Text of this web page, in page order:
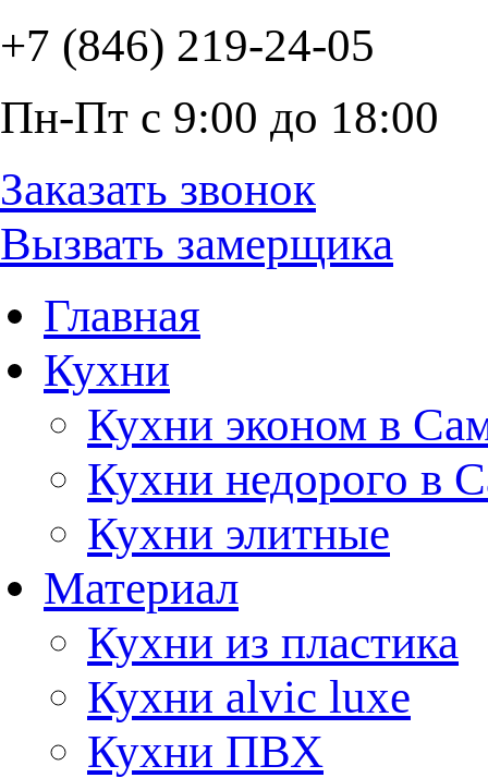
+7 (846) 219-24-05
Пн-Пт с 9:00 до 18:00
Заказать звонок
Вызвать замерщика
Главная
Кухни
Кухни эконом в
Кухни недорого в
Кухни элитные
Материал
Кухни из пластика
Кухни alvic luxe
Кухни ПВХ